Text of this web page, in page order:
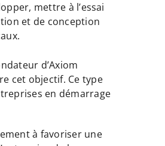
mettre à l’essai
et de conception
d’Axiom
cet objectif. Ce type
en démarrage
à favoriser une